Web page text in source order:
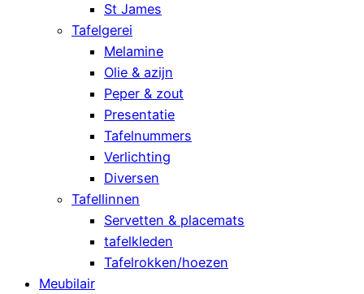
St James
Tafelgerei
Melamine
Olie & azijn
Peper & zout
Presentatie
Tafelnummers
Verlichting
Diversen
Tafellinnen
Servetten & placemats
tafelkleden
Tafelrokken/hoezen
Meubilair